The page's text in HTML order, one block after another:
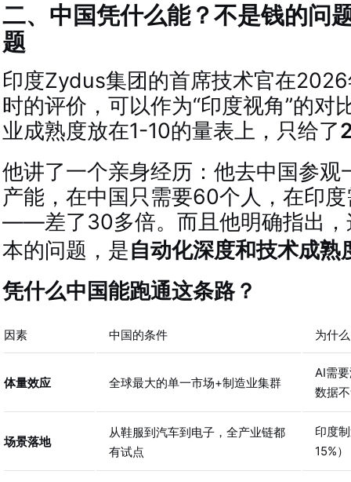
二、中国凭什么能？不是钱的问
题
印度Zydus集团的首席技术官在
时的评价，可以作为“印度视角”的对
业成熟度放在1-10的量表上，只给了
他讲了一个亲身经历：他去中国参观
产能，在中国只需要60个人，在印
——差了30多倍。而且他明确指出
本的问题，是自动化深度和技术成熟
凭什么中国能跑通这条路？
因素 中国的条件 为什
体量效应 全球最大的单一市场+制造业集群
AI需
数据
场景落地
从鞋服到汽车到电子，全产业链都
有试点
印度
15%